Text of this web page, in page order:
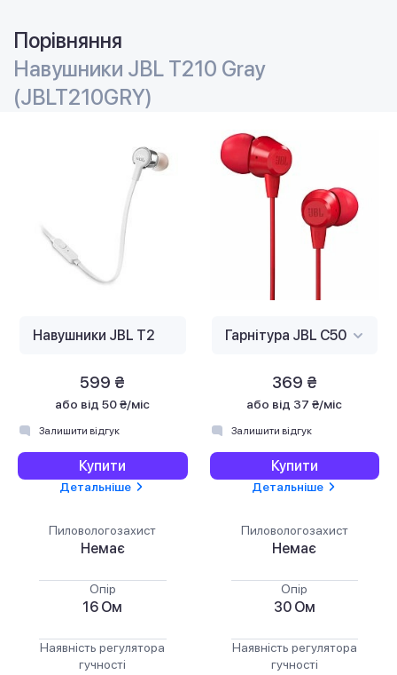
Порівняння
Навушники JBL T210 Gray
(JBLT210GRY)
599 ₴
або від 50 ₴/міс
Залишити відгук
Купити
Детальніше
Пиловологозахист
Немає
Опір
16 Ом
Наявність регулятора
гучності
369 ₴
або від 37 ₴/міс
Залишити відгук
Купити
Детальніше
Пиловологозахист
Немає
Опір
30 Ом
Наявність регулятора
гучності